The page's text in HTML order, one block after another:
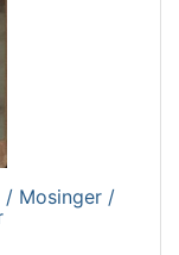
/ Mosinger /